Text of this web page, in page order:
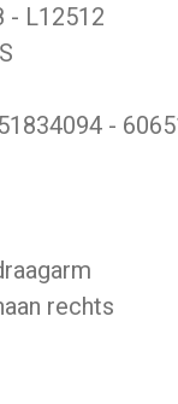
- L12512
-
rechts